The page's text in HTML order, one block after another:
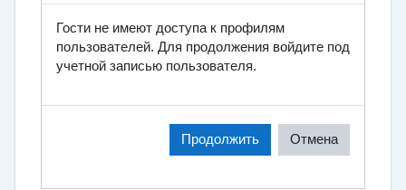
Гости не имеют доступа к профилям
пользователей. Для продолжения войдите под
учетной записью пользователя.
Продолжить Отмена